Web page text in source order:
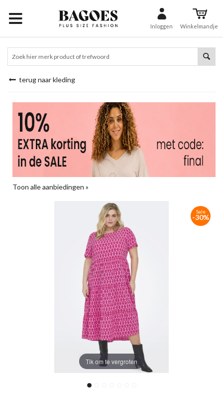
Inloggen Winkelmandje
terug naar kleding
Toon alle aanbiedingen »
Tik om te vergroten
Sale
-30%